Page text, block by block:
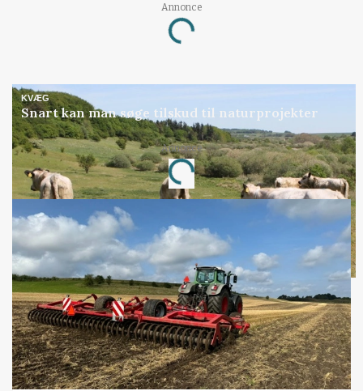
Annonce
Loading...
KVÆG
Snart kan man søge tilskud til naturprojekter
Annonce
Loading...